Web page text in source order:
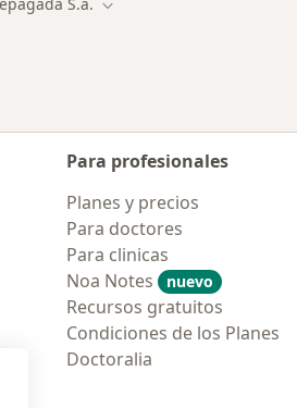
Para profesionales
Planes y precios
Para doctores
Para clinicas
Noa Notes
nuevo
Recursos gratuitos
Condiciones de los Planes
Doctoralia